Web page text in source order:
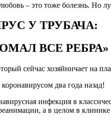
любовь – это тоже болезнь.
У ТРУБАЧА:
ВСЕ РЕБРА»
сейчас хозяйничает на
инфекция в
а в целом в